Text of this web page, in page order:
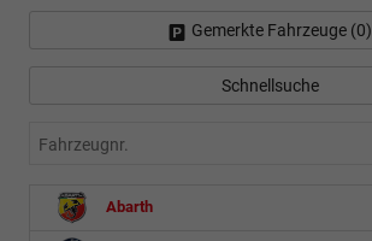
Gemerkte Fahrzeuge (0)
Schnellsuche
Fahrzeugnr.
Abarth